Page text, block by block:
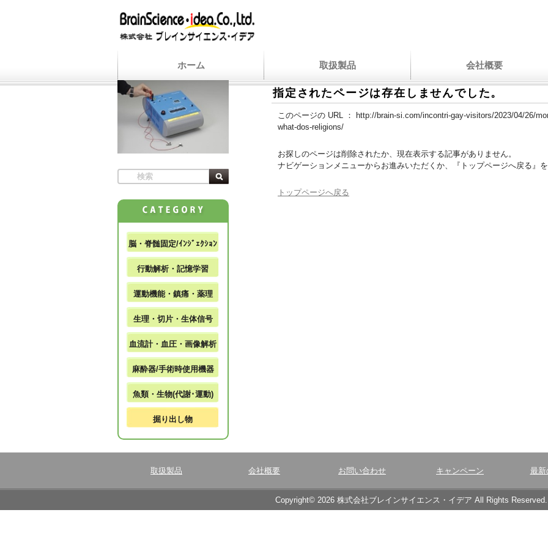
ホーム 取扱製品 会社概要
指定されたページは存在しませんでした。
このページの URL ：
http://brain-si.com/incontri-gay-visitors/2023/04/26/
what-dos-religions/
お探しのページは削除されたか、現在表示する記事がありません。
ナビゲーションメニューからお進みいただくか、『トップページへ戻る』を
トップページへ戻る
脳・脊髄固定/ｲﾝｼﾞｪｸｼｮﾝ
行動解析・記憶学習
運動機能・鎮痛・薬理
生理・切片・生体信号
血流計・血圧・画像解析
麻酔器/手術時使用機器
魚類・生物(代謝･運動)
掘り出し物
取扱製品 会社概要 お問い合わせ キャンペーン 最新
Copyright© 2026 株式会社ブレインサイエンス・イデア All Rights Reserved.